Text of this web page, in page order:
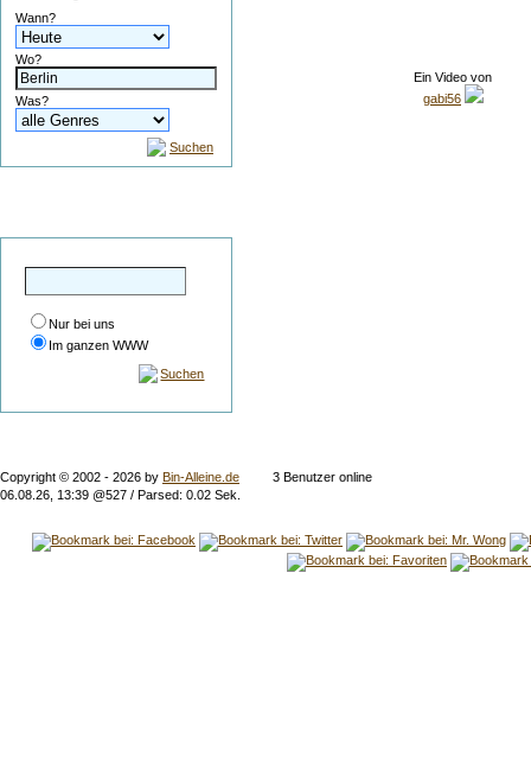
Wann?
Wo?
Was?
Suchen
Nur bei uns
Im ganzen WWW
Suchen
Ein Video von
gabi56
Copyright © 2002 - 2026 by Bin-Alleine.de
3 Benutzer online
06.08.26, 13:39 @527 / Parsed: 0.02 Sek.